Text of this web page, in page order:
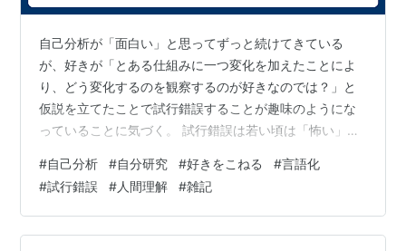
自己分析が「面白い」と思ってずっと続けてきている
が、好きが「とある仕組みに一つ変化を加えたことによ
り、どう変化するのを観察するのが好きなのでは？」と
仮説を立てたことで試行錯誤することが趣味のようにな
っていることに気づく。 試行錯誤は若い頃は「怖い」で
ら全くできていなかったのだけれども、試行錯誤のやり
方がわかるようになってきてからは、どんどん加速して
いったように思う。 そして、ワーカーホリックと言われ
るほどに仕事に心血を注いだこと「好き」「楽しい」
#自己分析 #自分研究 #好きをこねる #言語化
#試行錯誤 #人間理解 #雑記